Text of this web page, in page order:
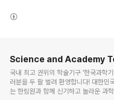
Science and Academy
국내 최고 권위의 학술기구 ‘한국과학
러분을 두 팔 벌려 환영합니다! 대한민
는 한림원과 함께 신기하고 놀라운 과